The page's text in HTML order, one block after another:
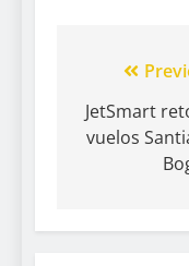
JetSmart
vuelos